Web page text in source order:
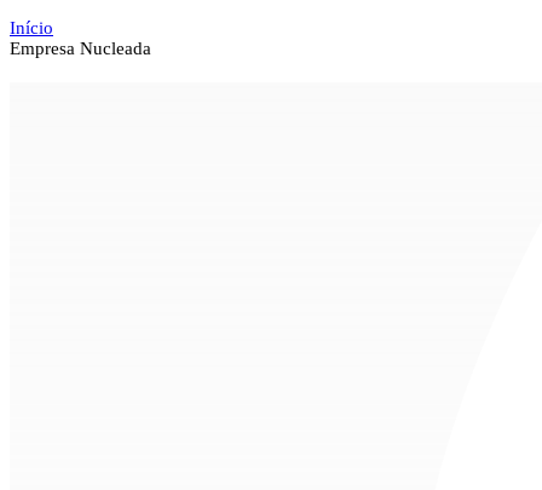
Início
Empresa Nucleada